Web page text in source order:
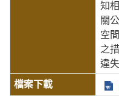
知
關
空
之
違